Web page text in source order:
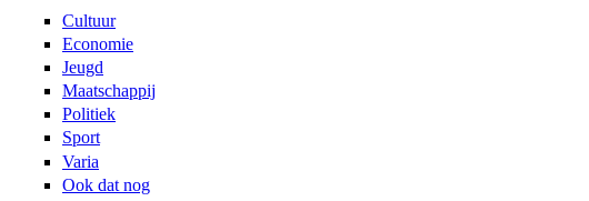
Cultuur
Economie
Jeugd
Maatschappij
Politiek
Sport
Varia
Ook dat nog